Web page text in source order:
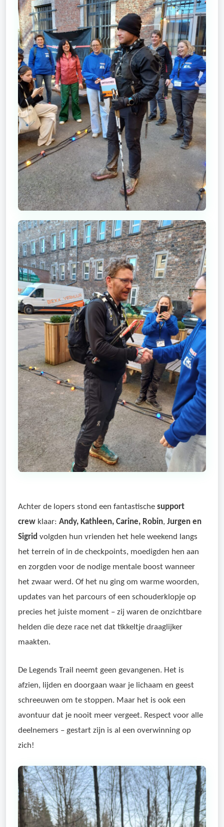
Achter de lopers stond een fantastische support
crew klaar: Andy, Kathleen, Carine, Robin, Jurgen en
Sigrid volgden hun vrienden het hele weekend langs
het terrein of in de checkpoints, moedigden hen aan
en zorgden voor de nodige mentale boost wanneer
het zwaar werd. Of het nu ging om warme woorden,
updates van het parcours of een schouderklopje op
precies het juiste moment – zij waren de onzichtbare
helden die deze race net dat tikkeltje draaglijker
maakten.
De Legends Trail neemt geen gevangenen. Het is
afzien, lijden en doorgaan waar je lichaam en geest
schreeuwen om te stoppen. Maar het is ook een
avontuur dat je nooit meer vergeet. Respect voor alle
deelnemers – gestart zijn is al een overwinning op
zich!